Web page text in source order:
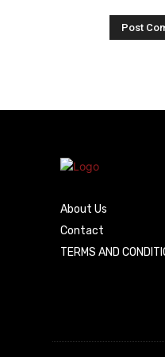
About Us
Contact
TERMS AND